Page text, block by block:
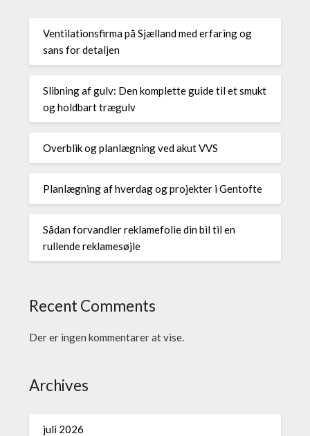
Ventilationsfirma på Sjælland med erfaring og
sans for detaljen
Slibning af gulv: Den komplette guide til et smukt
og holdbart trægulv
Overblik og planlægning ved akut VVS
Planlægning af hverdag og projekter i Gentofte
Sådan forvandler reklamefolie din bil til en
rullende reklamesøjle
Recent Comments
Der er ingen kommentarer at vise.
Archives
juli 2026